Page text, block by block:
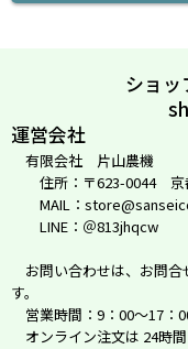
ショ
運営会社
有限会社 片山農機
住所：〒623-0044 京
MAIL：
LINE：＠813jhqcw
お問い合わせは、お問合
す。
営業時間：9：00～17
オンライン注文は 24時